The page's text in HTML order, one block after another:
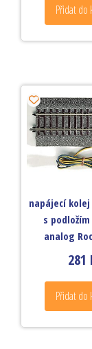
Přidat do
napájecí
s podložím
analog
281
Přidat do